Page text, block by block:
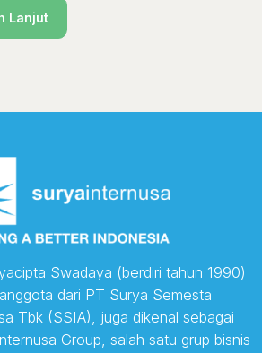
Lanjut
Swadaya (berdiri tahun 1990)
dari PT Surya Semesta
Tbk (SSIA), juga dikenal sebagai
Group, salah satu grup bisnis